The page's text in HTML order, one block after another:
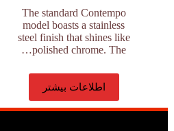
The standard Contempo
model boasts a stainless
steel finish that shines like
polished chrome. The…
اطلاعات بیشتر